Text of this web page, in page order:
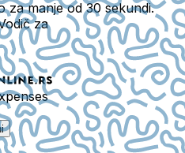
za manje od 30 sekundi.
za